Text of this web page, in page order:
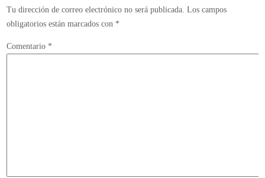
Tu dirección de correo electrónico no será publicada. Los campos
obligatorios están marcados con *
Comentario *